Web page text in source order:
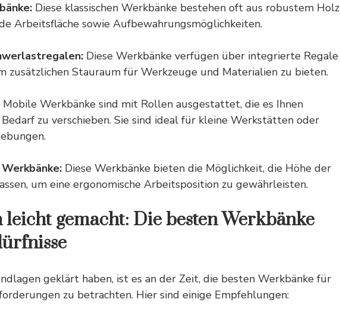
Diese klassischen Werkbänke bestehen oft aus robustem Holz
Arbeitsfläche sowie Aufbewahrungsmöglichkeiten.
Diese Werkbänke verfügen über integrierte Regale
zusätzlichen Stauraum für Werkzeuge und Materialien zu bieten.
Mobile Werkbänke sind mit Rollen ausgestattet, die es Ihnen
zu verschieben. Sie sind ideal für kleine Werkstätten oder
Diese Werkbänke bieten die Möglichkeit, die Höhe der
um eine ergonomische Arbeitsposition zu gewährleisten.
gemacht: Die besten Werkbänke
geklärt haben, ist es an der Zeit, die besten Werkbänke für
zu betrachten. Hier sind einige Empfehlungen: